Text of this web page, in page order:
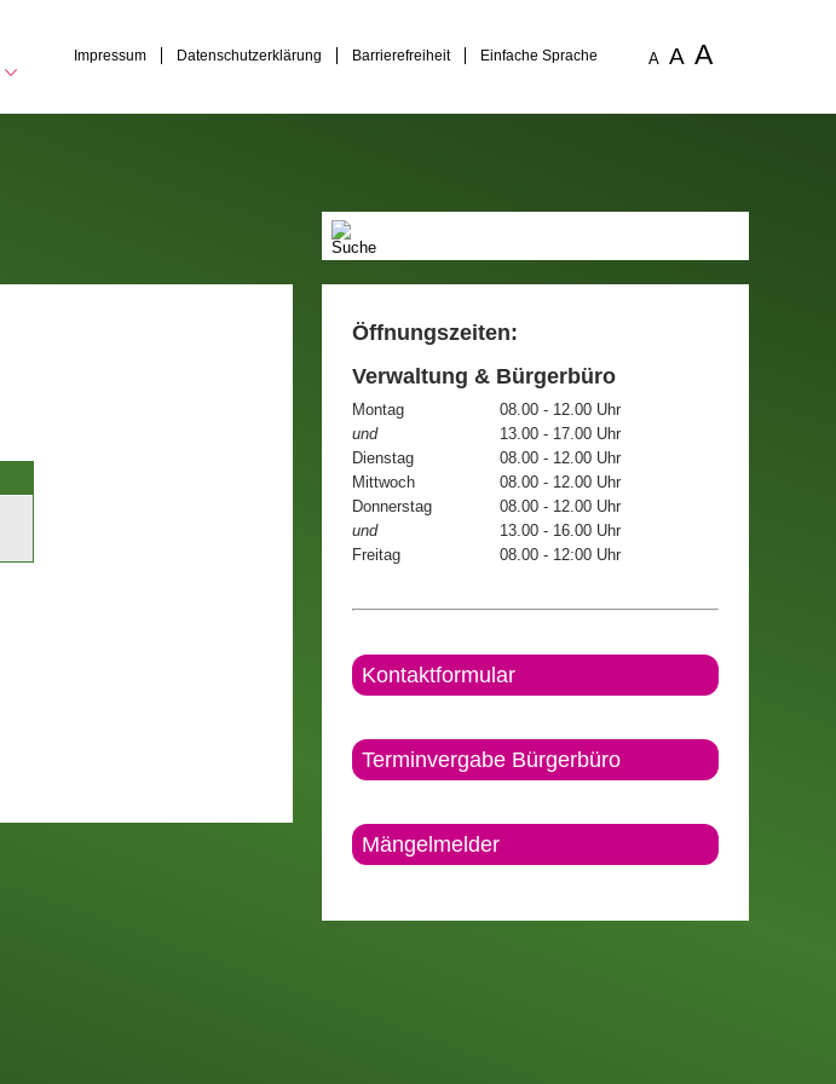
Impressum Datenschutzerklärung Barrierefreiheit Einfache Sprache A A A
Öffnungszeiten:
Verwaltung & Bürgerbüro
Montag
08.00 - 12.00 Uhr
und
13.00 - 17.00 Uhr
Dienstag
08.00 - 12.00 Uhr
Mittwoch
08.00 - 12.00 Uhr
Donnerstag
08.00 - 12.00 Uhr
und
13.00 - 16.00 Uhr
Freitag
08.00 - 12:00 Uhr
Kontaktformular
Terminvergabe Bürgerbüro
Mängelmelder